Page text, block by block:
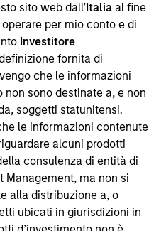
sito web dall’Italia al fine
per mio conto e di
Investitore
fornita di
che le informazioni
sono destinate a, e non
soggetti statunitensi.
le informazioni contenute
alcuni prodotti
consulenza di entità di
Management, ma non si
alla distribuzione a, o
ubicati in giurisdizioni in
informazioni relative ai
Investment Funds, una
variabile di diritto
è registrata nel
come organismo
della Parte 1 della Legge
modifiche. La Società è
collettivo in valori mobiliari
le richieste di
presentate senza aver
Prospetto Informativo, del
chiave (“KID”) o del
chiave per gli
annuale e della
di offerta”) o altri